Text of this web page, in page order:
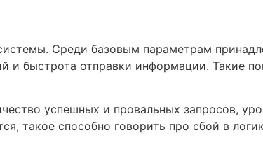
Среди базовым параметрам
быстрота отправки информации. Такие
успешных и провальных запросов,
такое способно говорить про сбой в